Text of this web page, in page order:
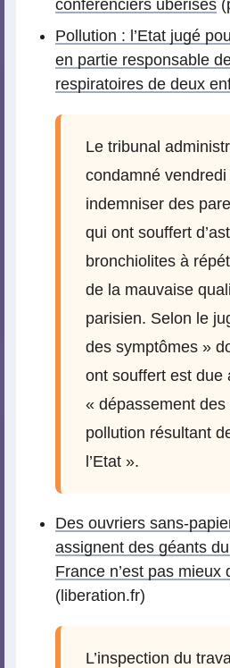
conférenciers ubérisés
Pollution : l’Etat jugé
en partie responsable
respiratoires de deux
Le tribunal
condamné vendredi
indemniser des
qui ont souffert
bronchiolites à
de la mauvaise
parisien. Selon le
des symptômes »
ont souffert est due
« dépassement des
pollution résultant
l’Etat ».
Des ouvriers sans-
assignent des géants
France n’est pas mieux
(liberation.fr)
L’inspection du